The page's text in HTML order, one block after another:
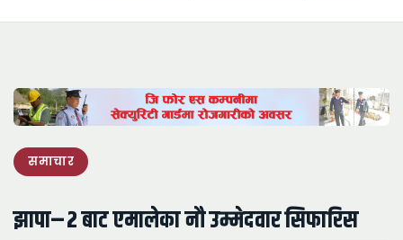
समाचार
झापा–२ बाट एमालेका नौ उम्मेदवार सिफारिस